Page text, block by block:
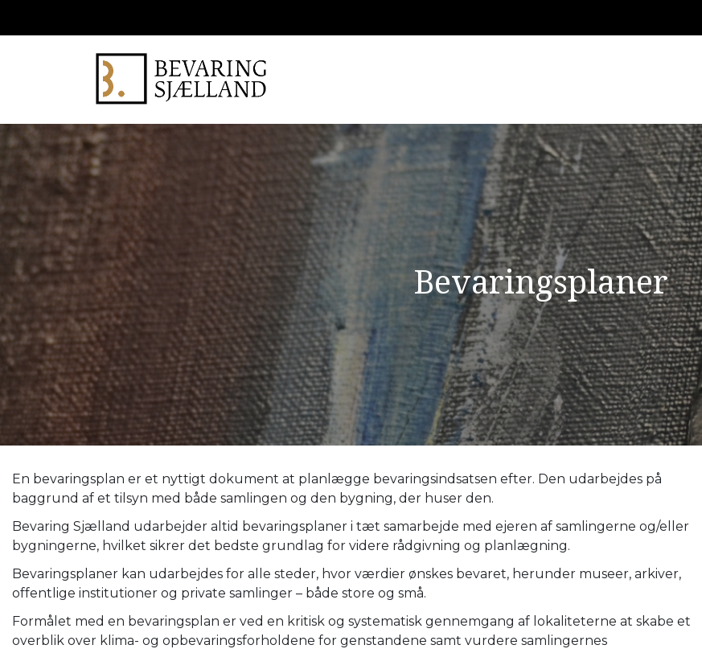
Bevaringsplaner
En bevaringsplan er et nyttigt dokument at planlægge bevaringsindsatsen efter. Den udarbejdes på
baggrund af et tilsyn med både samlingen og den bygning, der huser den.
Bevaring Sjælland udarbejder altid bevaringsplaner i tæt samarbejde med ejeren af samlingerne og/eller
bygningerne, hvilket sikrer det bedste grundlag for videre rådgivning og planlægning.
Bevaringsplaner kan udarbejdes for alle steder, hvor værdier ønskes bevaret, herunder museer, arkiver,
offentlige institutioner og private samlinger – både store og små.
Formålet med en bevaringsplan er ved en kritisk og systematisk gennemgang af lokaliteterne at skabe et
overblik over klima- og opbevaringsforholdene for genstandene samt vurdere samlingernes